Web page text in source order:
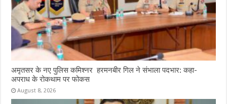
अमृतसर के नए पुलिस कमिश्नर हरमनबीर गिल ने संभाला पदभार: कहा-
अपराध के रोकथाम पर फोकस
August 8, 2026